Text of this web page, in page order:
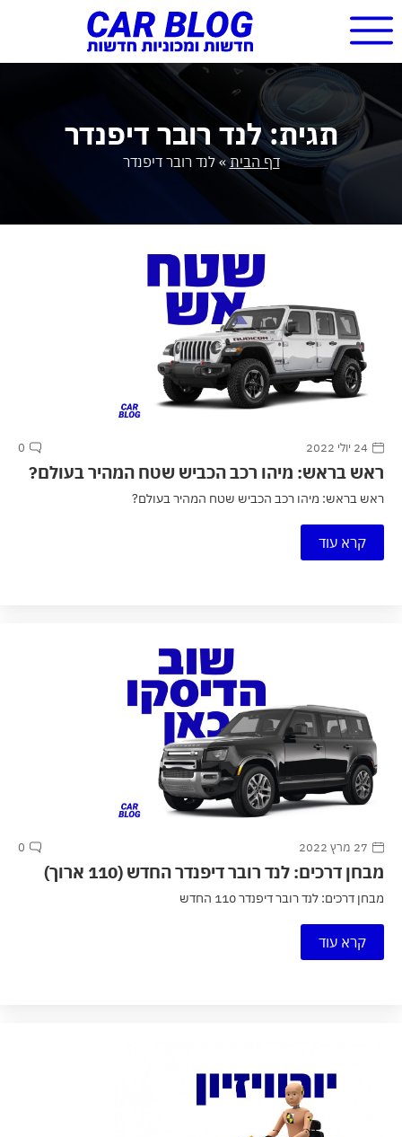
תגית: לנד רובר דיפנדר
דף הבית»לנד רובר דיפנדר
24 יולי 2022 0
ראש בראש: מיהו רכב הכביש שטח המהיר בעולם?
ראש בראש: מיהו רכב הכביש שטח המהיר בעולם?
קרא עוד
27 מרץ 2022 0
מבחן דרכים: לנד רובר דיפנדר החדש (110 ארוך)
מבחן דרכים: לנד רובר דיפנדר 110 החדש
קרא עוד